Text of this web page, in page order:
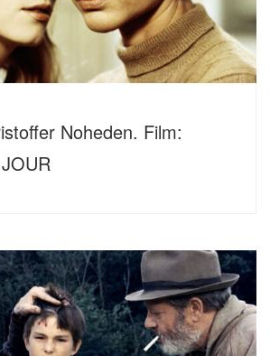
Noheden. Film: